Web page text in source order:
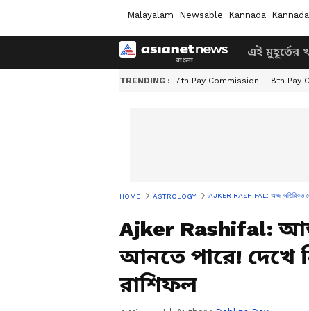
Malayalam Newsable Kannada
এই মুহূর্তের
TRENDING : 7th Pay Commission 8th Pay
HOME ASTROLOGY AJKER RASHIFAL: আজ অতিরিক্ত লোভ
Ajker Rashifal:
আনতে পারে! দেখে
রাশিফল